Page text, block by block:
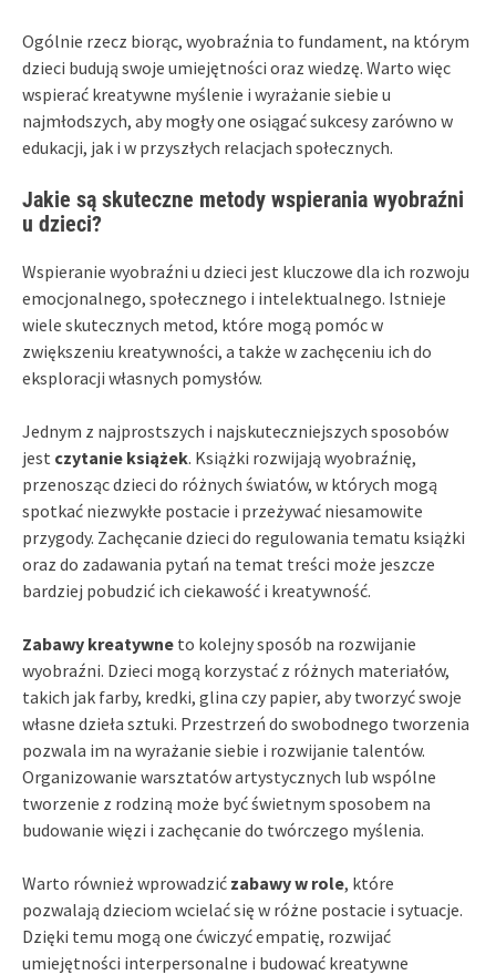
Ogólnie rzecz biorąc, wyobraźnia to fundament, na którym
dzieci budują swoje umiejętności oraz wiedzę. Warto więc
wspierać kreatywne myślenie i wyrażanie siebie u
najmłodszych, aby mogły one osiągać sukcesy zarówno w
edukacji, jak i w przyszłych relacjach społecznych.
Jakie są skuteczne metody wspierania wyobraźni
u dzieci?
Wspieranie wyobraźni u dzieci jest kluczowe dla ich rozwoju
emocjonalnego, społecznego i intelektualnego. Istnieje
wiele skutecznych metod, które mogą pomóc w
zwiększeniu kreatywności, a także w zachęceniu ich do
eksploracji własnych pomysłów.
Jednym z najprostszych i najskuteczniejszych sposobów
jest czytanie książek. Książki rozwijają wyobraźnię,
przenosząc dzieci do różnych światów, w których mogą
spotkać niezwykłe postacie i przeżywać niesamowite
przygody. Zachęcanie dzieci do regulowania tematu książki
oraz do zadawania pytań na temat treści może jeszcze
bardziej pobudzić ich ciekawość i kreatywność.
Zabawy kreatywne to kolejny sposób na rozwijanie
wyobraźni. Dzieci mogą korzystać z różnych materiałów,
takich jak farby, kredki, glina czy papier, aby tworzyć swoje
własne dzieła sztuki. Przestrzeń do swobodnego tworzenia
pozwala im na wyrażanie siebie i rozwijanie talentów.
Organizowanie warsztatów artystycznych lub wspólne
tworzenie z rodziną może być świetnym sposobem na
budowanie więzi i zachęcanie do twórczego myślenia.
Warto również wprowadzić zabawy w role, które
pozwalają dzieciom wcielać się w różne postacie i sytuacje.
Dzięki temu mogą one ćwiczyć empatię, rozwijać
umiejętności interpersonalne i budować kreatywne